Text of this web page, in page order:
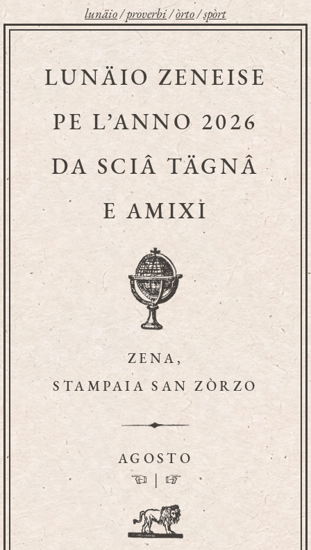
lunäio/proverbi/òrto/spòrt
LUNÄIO ZENEISE
PE L’ANNO 2026
DA SCIÂ TÄGNÂ
E AMIXI
ZENA,
STAMPAIA SAN ZÒRZO
AGOSTO
☜ | ☞